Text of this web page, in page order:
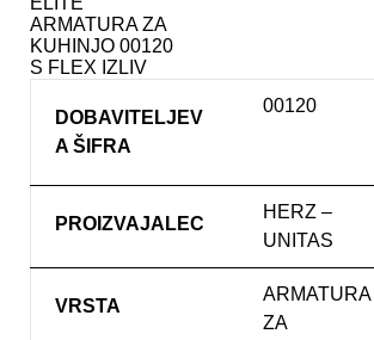
ARMATURA ZA
KUHINJO 00120
S FLEX IZLIV
DOBAVITELJEV
A ŠIFRA
00120
PROIZVAJALEC
HERZ –
UNITAS
VRSTA
ARMATURA
ZA